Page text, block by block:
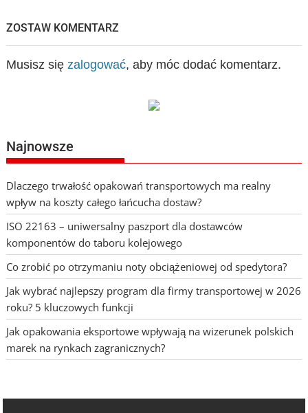
ZOSTAW KOMENTARZ
Musisz się zalogować, aby móc dodać komentarz.
Najnowsze
Dlaczego trwałość opakowań transportowych ma realny
wpływ na koszty całego łańcucha dostaw?
ISO 22163 – uniwersalny paszport dla dostawców
komponentów do taboru kolejowego
Co zrobić po otrzymaniu noty obciążeniowej od spedytora?
Jak wybrać najlepszy program dla firmy transportowej w 2026
roku? 5 kluczowych funkcji
Jak opakowania eksportowe wpływają na wizerunek polskich
marek na rynkach zagranicznych?